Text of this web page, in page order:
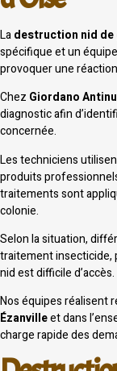
Ladestruction nid de
spécifique et un
provoquer une
Chez Giordano
diagnostic afin
concernée.
Les techniciens
produits
traitements sont
colonie.
Selon la situation,
traitement insecticide,
nid est difficile d’accès.
Nos équipes réalisent
Ézanvilleet dans
charge rapide des